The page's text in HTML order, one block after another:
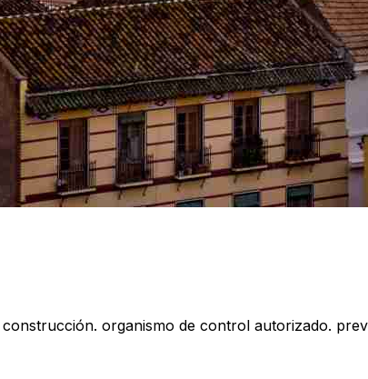
organismo de control autorizado.